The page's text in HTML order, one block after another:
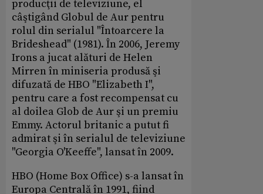
producţii de televiziune, el
câştigând Globul de Aur pentru
rolul din serialul "Întoarcere la
Brideshead" (1981). În 2006, Jeremy
Irons a jucat alături de Helen
Mirren în miniseria produsă şi
difuzată de HBO "Elizabeth I",
pentru care a fost recompensat cu
al doilea Glob de Aur şi un premiu
Emmy. Actorul britanic a putut fi
admirat şi în serialul de televiziune
"Georgia O'Keeffe", lansat în 2009.
HBO (Home Box Office) s-a lansat în
Europa Centrală în 1991, fiind